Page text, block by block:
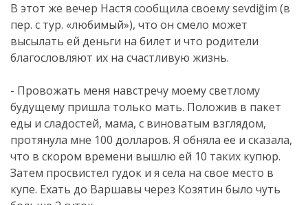
В этот же вечер Настя сообщила своему sevdiğim (в
пер. с тур. «любимый»), что он смело может
высылать ей деньги на билет и что родители
благословляют их на счастливую жизнь.
- Провожать меня навстречу моему светлому
будущему пришла только мать. Положив в пакет
еды и сладостей, мама, с виноватым взглядом,
протянула мне 100 долларов. Я обняла ее и сказала,
что в скором времени вышлю ей 10 таких купюр.
Затем просвистел гудок и я села на свое место в
купе. Ехать до Варшавы через Козятин было чуть